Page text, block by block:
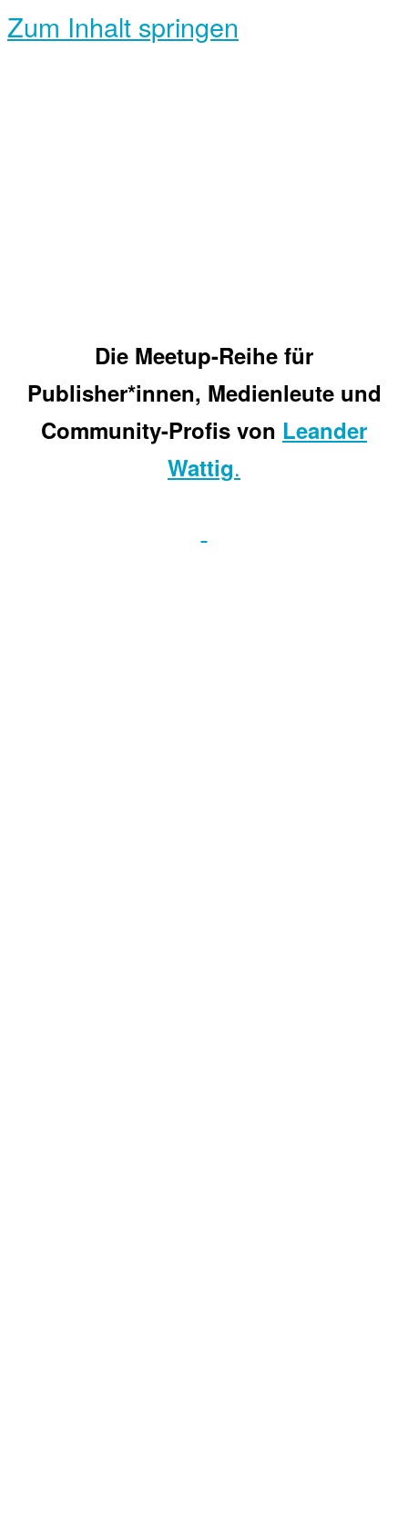
Zum Inhalt springen
Die Meetup-Reihe für
Publisher*innen, Medienleute und
Community-Profis von Leander
Wattig.